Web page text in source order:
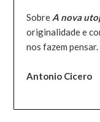
Sobre A nova
originalidade e
nos fazem pensar.
Antonio Cicero